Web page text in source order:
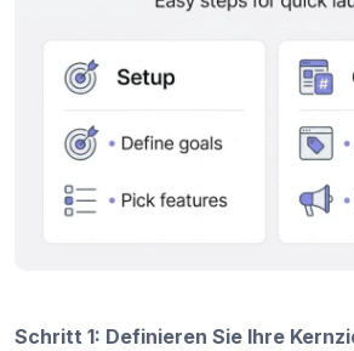
Schritt 1: Definieren Sie Ihre